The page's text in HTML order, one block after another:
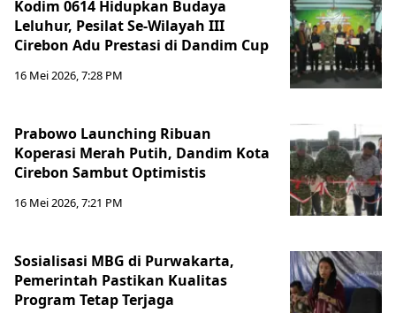
Kodim 0614 Hidupkan Budaya
Leluhur, Pesilat Se-Wilayah III
Cirebon Adu Prestasi di Dandim Cup
16 Mei 2026, 7:28 PM
Prabowo Launching Ribuan
Koperasi Merah Putih, Dandim Kota
Cirebon Sambut Optimistis
16 Mei 2026, 7:21 PM
Sosialisasi MBG di Purwakarta,
Pemerintah Pastikan Kualitas
Program Tetap Terjaga